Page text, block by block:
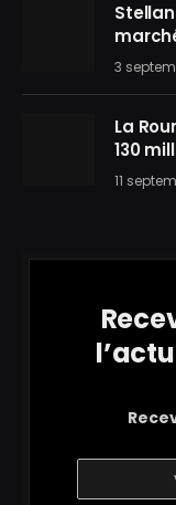
3
La
130
11